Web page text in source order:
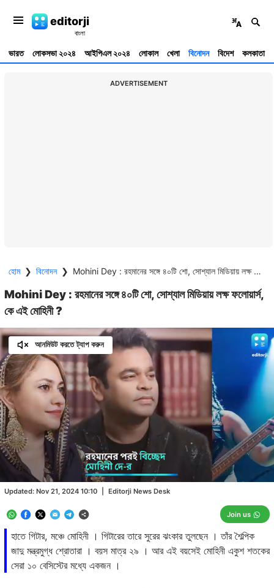
editorji
ভারত লোকসভা ২০২৪ আইপিএল ২০২৪ লোকাল খেলা বিনোদন বিদেশ কলকাতা
ADVERTISEMENT
হোম ❯ বিনোদন ❯ Mohini Dey : রহমানের সঙ্গে ৪০টি শো, সোশ্যাল মিডিয়ায় লক্ষ ফলোয়ার্স, কে এই মোহিনী ?
Mohini Dey : রহমানের সঙ্গে ৪০টি শো, সোশ্যাল মিডিয়ায় লক্ষ ফলোয়ার্স,
কে এই মোহিনী ?
হাতে গিটার, মঞ্চে মোহিনী । গিটারের তারে সুরের ঝংকার তুলছেন । তাঁর শৈল্পিক
জাদু মন্ত্রমুগ্ধ শ্রোতারা । বয়স মাত্র ২৯ । আর এই বয়সেই মোহিনী একুশ শতকের
সেরা ১০ বেসিস্টের মধ্যে একজন ।
Updated: Nov 21, 2024 10:10 Editorji News Desk
Join us
আনমিউট করতে ট্যাপ করুন
Unmute
/
Loaded
22.00%